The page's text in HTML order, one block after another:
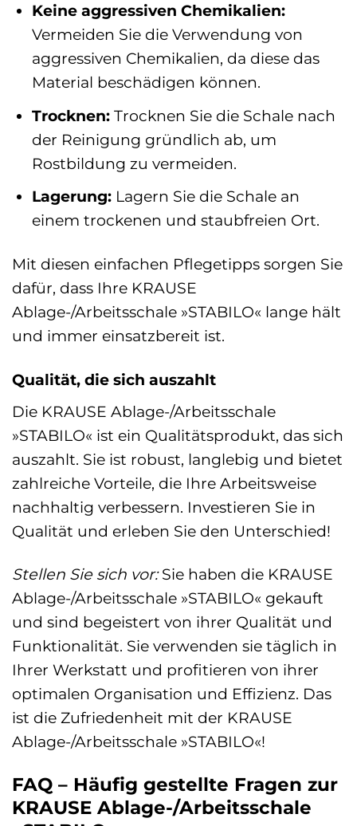
Keine aggressiven Chemikalien:
Vermeiden Sie die Verwendung von
aggressiven Chemikalien, da diese das
Material beschädigen können.
Trocknen:Trocknen Sie die Schale nach
der Reinigung gründlich ab, um
Rostbildung zu vermeiden.
Lagerung:Lagern Sie die Schale an
einem trockenen und staubfreien Ort.
Mit diesen einfachen Pflegetipps sorgen Sie
dafür, dass Ihre KRAUSE
Ablage-/Arbeitsschale »STABILO« lange hält
und immer einsatzbereit ist.
Qualität, die sich auszahlt
Die KRAUSE Ablage-/Arbeitsschale
»STABILO« ist ein Qualitätsprodukt, das sich
auszahlt. Sie ist robust, langlebig und bietet
zahlreiche Vorteile, die Ihre Arbeitsweise
nachhaltig verbessern. Investieren Sie in
Qualität und erleben Sie den Unterschied!
Stellen Sie sich vor:Sie haben die KRAUSE
Ablage-/Arbeitsschale »STABILO« gekauft
und sind begeistert von ihrer Qualität und
Funktionalität. Sie verwenden sie täglich in
Ihrer Werkstatt und profitieren von ihrer
optimalen Organisation und Effizienz. Das
ist die Zufriedenheit mit der KRAUSE
Ablage-/Arbeitsschale »STABILO«!
FAQ – Häufig gestellte Fragen zur
KRAUSE Ablage-/Arbeitsschale